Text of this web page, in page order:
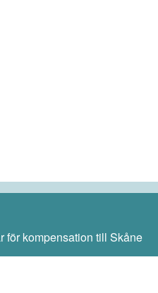
för kompensation till Skåne